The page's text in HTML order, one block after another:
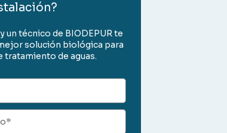
un técnico de BIODEPUR te
solución biológica para
tratamiento de aguas.